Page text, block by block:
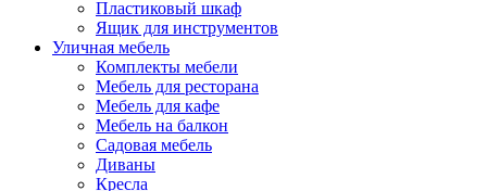
Пластиковый шкаф
Ящик для инструментов
Уличная мебель
Комплекты мебели
Мебель для ресторана
Мебель для кафе
Мебель на балкон
Садовая мебель
Диваны
Кресла